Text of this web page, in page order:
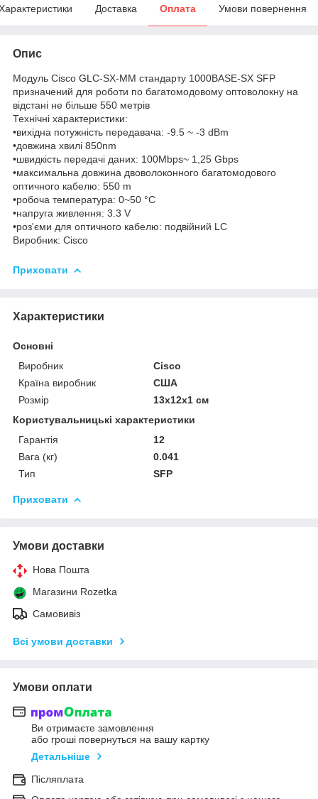
Доставка Оплата Умови повернення
Опис
Модуль Cisco GLC-SX-MM стандарту 1000BASE-SX SFP
призначений для роботи по багатомодовому оптоволокну на
відстані не більше 550 метрів
Технічні характеристики:
•вихідна потужність передавача: -9.5 ~ -3 dBm
•довжина хвилі 850nm
•швидкість передачі даних: 100Mbps~ 1,25 Gbps
•максимальна довжина двоволоконного багатомодового
оптичного кабелю: 550 m
•робоча температура: 0~50 °C
•напруга живлення: 3.3 V
•роз'єми для оптичного кабелю: подвійний LC
Виробник: Cisco
Приховати
Характеристики
Основні
Виробник
Cisco
Країна виробник
США
Розмір
13х12х1 см
Користувальницькі характеристики
Гарантія
12
Вага (кг)
0.041
Тип
SFP
Приховати
Умови доставки
Нова Пошта
Магазини Rozetka
Самовивіз
Всі умови доставки
Умови оплати
Ви отримаєте замовлення
або гроші повернуться на вашу картку
Детальніше
Післяплата